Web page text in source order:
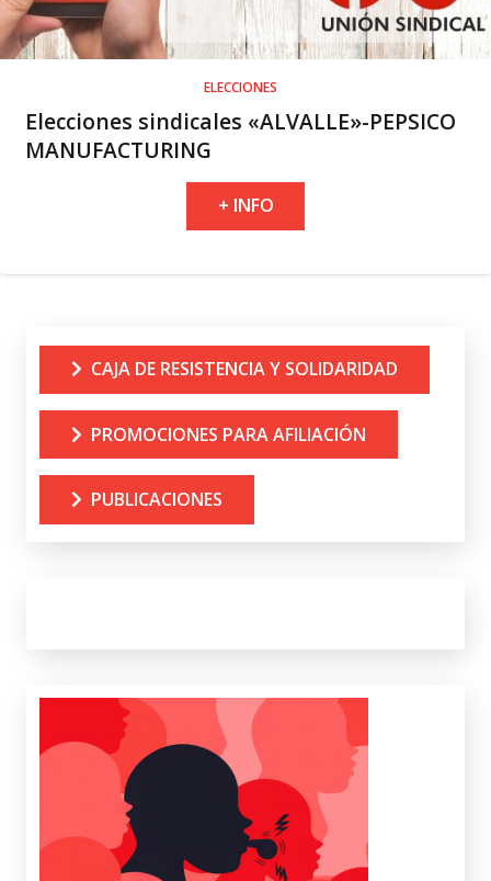
ELECCIONES
Elecciones sindicales «ALVALLE»-PEPSICO
MANUFACTURING
+ INFO
CAJA DE RESISTENCIA Y SOLIDARIDAD
PROMOCIONES PARA AFILIACIÓN
PUBLICACIONES